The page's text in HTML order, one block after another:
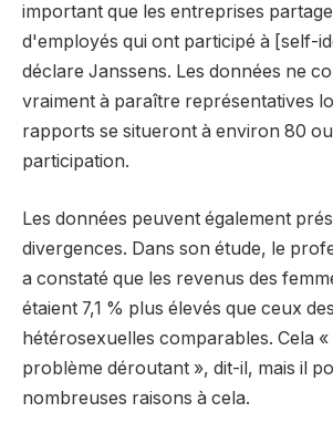
important que les entreprises
d'employés qui ont participé à [self-
déclare Janssens. Les données ne
vraiment à paraître représentatives
rapports se situeront à environ 80
participation.
Les données peuvent également
divergences. Dans son étude, le
a constaté que les revenus des
étaient 7,1 % plus élevés que ceux
hétérosexuelles comparables. Cela
problème déroutant », dit-il, mais il
nombreuses raisons à cela.